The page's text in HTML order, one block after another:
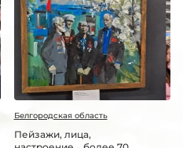
Белгородская область
Пейзажи, лица,